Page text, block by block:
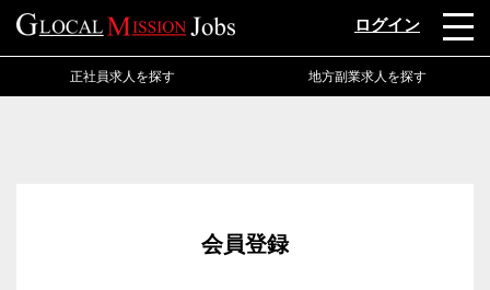
ログイン
正社員求人を探す 地方副業求人を探す
会員登録